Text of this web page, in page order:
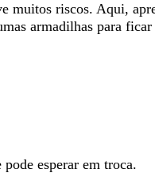
muitos riscos. Aqui,
armadilhas para
esperar em troca.